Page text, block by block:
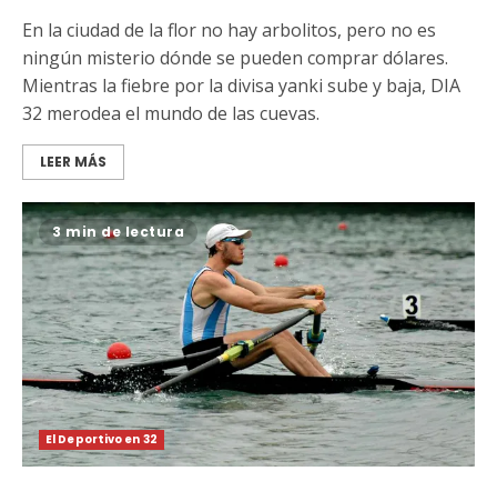
En la ciudad de la flor no hay arbolitos, pero no es
ningún misterio dónde se pueden comprar dólares.
Mientras la fiebre por la divisa yanki sube y baja, DIA
32 merodea el mundo de las cuevas.
LEER MÁS
3 min de lectura
El Deportivo en 32